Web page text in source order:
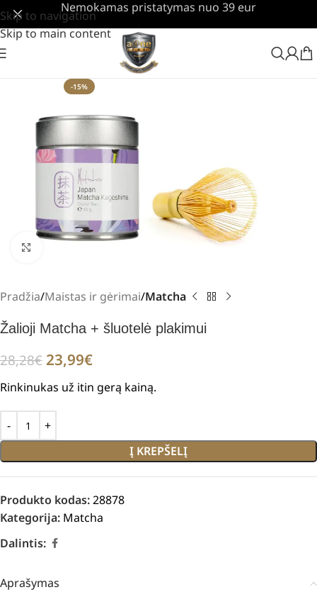
Skip to navigation
Skip to main content
Nemokamas pristatymas nuo 39 eur
-15%
Pradžia Maistas ir gėrimai Matcha
Žalioji Matcha + šluotelė plakimui
28,28€ 23,99€
Rinkinukas už itin gerą kainą.
Į KREPŠELĮ
Produkto kodas:28878
Kategorija: Matcha
Dalintis:
Aprašymas